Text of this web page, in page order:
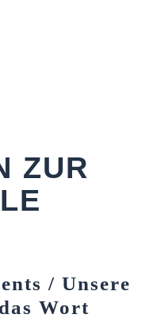
ZUR
/ Unsere
Wort